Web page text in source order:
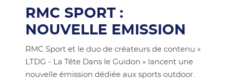
RMC SPORT :
NOUVELLE EMISSION
RMC Sport et le duo de créateurs de contenu «
LTDG - La Tête Dans le Guidon » lancent une
nouvelle émission dédiée aux sports outdoor.